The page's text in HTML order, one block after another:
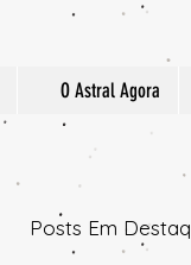
O Astral Agora
Posts Em